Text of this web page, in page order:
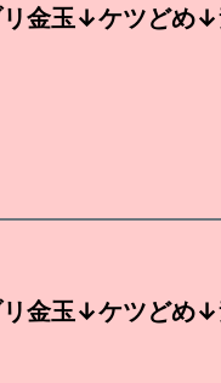
金玉↓ケツど
金玉↓ケツど